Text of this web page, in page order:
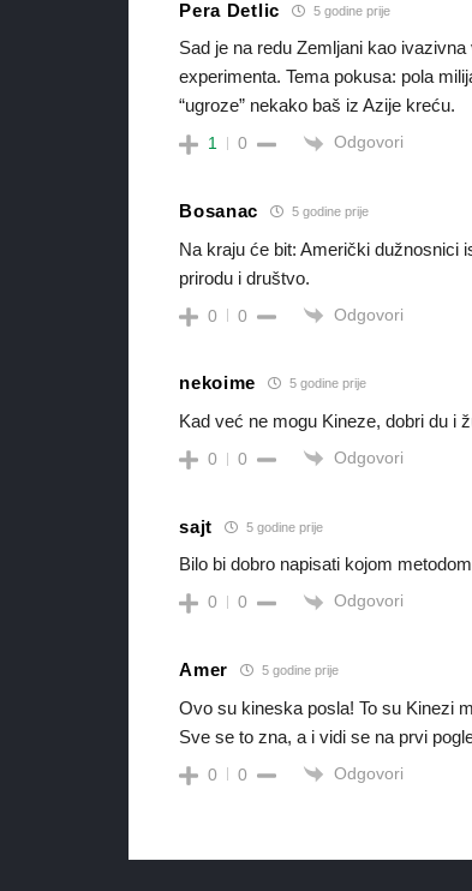
Pera Detlic 5 godine prije
Sad je na redu Zemljani kao
experimenta. Tema pokusa: pola
“ugroze” nekako baš iz Azije kreću.
1 0 Odgovori
Bosanac 5 godine prije
Na kraju će bit: Američki dužnosnici
prirodu i društvo.
0 0 Odgovori
nekoime 5 godine prije
Kad već ne mogu Kineze, dobri du i
0 0 Odgovori
sajt 5 godine prije
Bilo bi dobro napisati kojom
0 0 Odgovori
Amer 5 godine prije
Ovo su kineska posla! To su Kinezi
Sve se to zna, a i vidi se na prvi
0 0 Odgovori